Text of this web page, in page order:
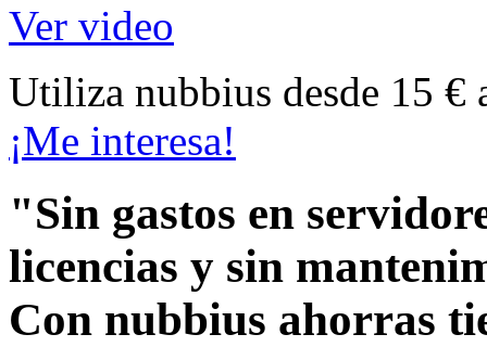
Ver video
Utiliza nubbius desde 15 €
¡Me interesa!
"Sin gastos en
licencias y sin
Con nubbius ahorras